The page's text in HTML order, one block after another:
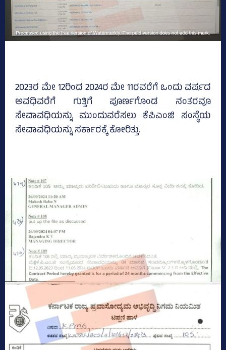
2023ರ ಮೇ 12ರಿಂದ 2024ರ ಮೇ 11ರವರೆಗೆ ಒಂದು ವರ್ಷದ
ಅವಧಿವರೆಗೆ ಗುತ್ತಿಗೆ ಪೂರ್ಣಗೊಂಡ ನಂತರವೂ
ಸೇವಾವಧಿಯನ್ನು ಮುಂದುವರೆಸಲು ಕೆಪಿಎಂಜಿ ಸಂಸ್ಥೆಯ
ಸೇವಾವಧಿಯನ್ನು ಸರ್ಕಾರಕ್ಕೆ ಕೋರಿತ್ತು.